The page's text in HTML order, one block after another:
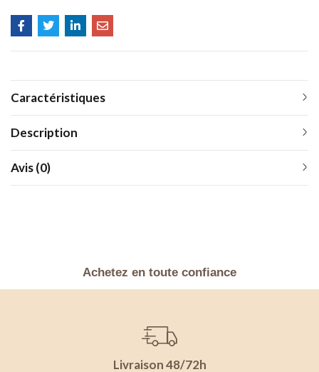
Caractéristiques
Description
Avis (0)
Achetez en toute confiance
Livraison 48/72h